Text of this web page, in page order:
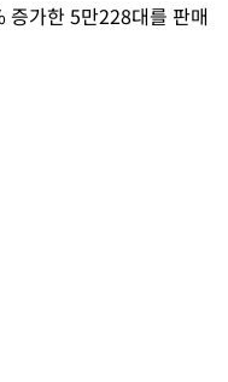
증가한 5만228대를 판매